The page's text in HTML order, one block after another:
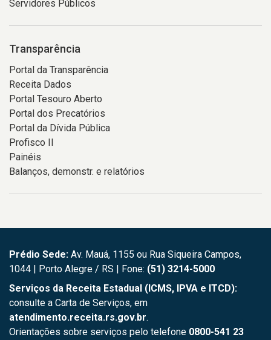
Servidores Públicos
Transparência
Portal da Transparência
Receita Dados
Portal Tesouro Aberto
Portal dos Precatórios
Portal da Dívida Pública
Profisco II
Painéis
Balanços, demonstr. e relatórios
Prédio Sede: Av. Mauá, 1155 ou Rua Siqueira Campos,
1044 | Porto Alegre / RS | Fone: (51) 3214-5000
Serviços da Receita Estadual (ICMS, IPVA e ITCD):
consulte a Carta de Serviços, em
atendimento.receita.rs.gov.br.
Orientações sobre serviços pelo telefone 0800-541 23